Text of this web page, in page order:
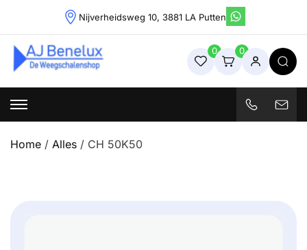
content
Nijverheidsweg 10, 3881 LA Putten
Weegschalenshop | Precisieweegschalen & Industriële
Weegoplossingen
0 0
Home / Alles / CH 50K50